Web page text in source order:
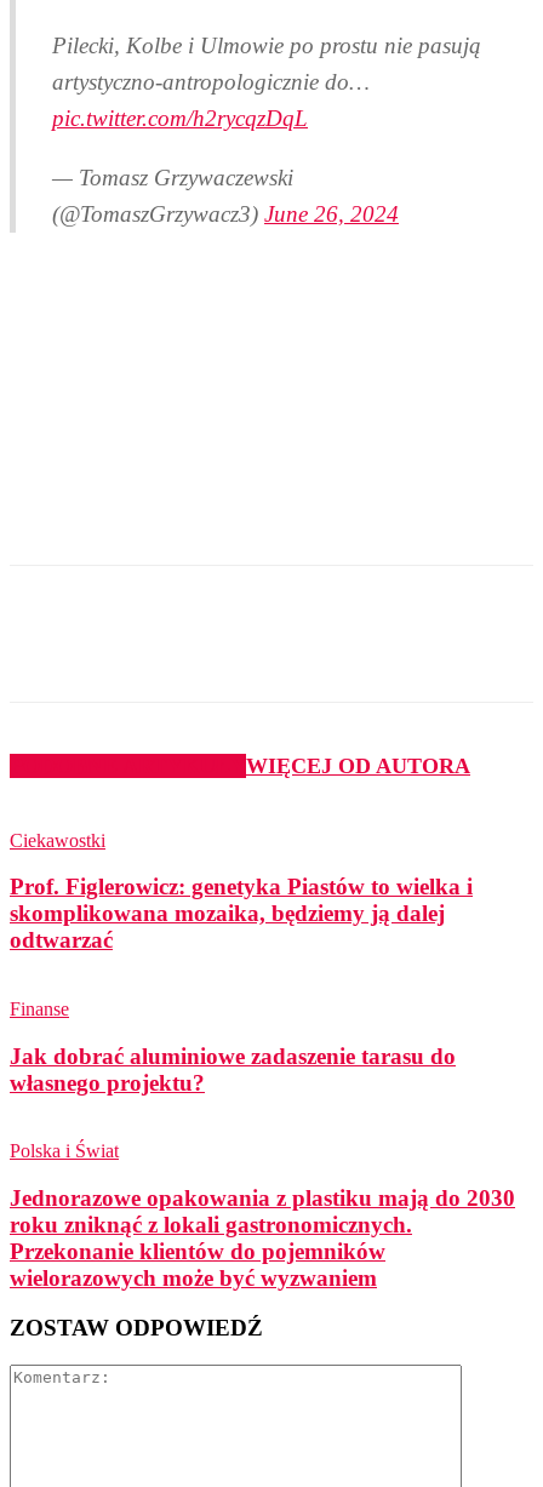
Pilecki, Kolbe i Ulmowie po prostu nie pasują
artystyczno-antropologicznie do…
pic.twitter.com/h2rycqzDqL
— Tomasz Grzywaczewski
(@TomaszGrzywacz3) June 26, 2024
WIĘCEJ OD AUTORA
Ciekawostki
Prof. Figlerowicz: genetyka Piastów to wielka i
skomplikowana mozaika, będziemy ją dalej
odtwarzać
Finanse
Jak dobrać aluminiowe zadaszenie tarasu do
własnego projektu?
Polska i Świat
Jednorazowe opakowania z plastiku mają do 2030
roku zniknąć z lokali gastronomicznych.
Przekonanie klientów do pojemników
wielorazowych może być wyzwaniem
ZOSTAW ODPOWIEDŹ